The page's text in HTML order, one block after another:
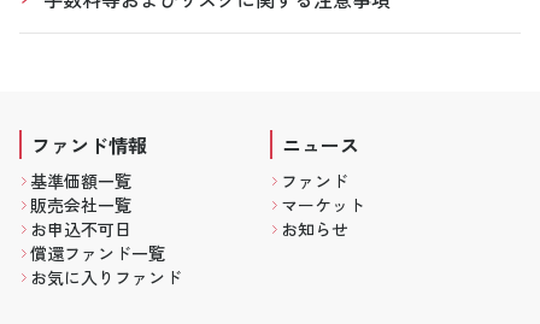
ファンド情報
基準価額一覧
販売会社一覧
お申込不可日
償還ファンド一覧
お気に入りファンド
ニュース
ファンド
マーケット
お知らせ